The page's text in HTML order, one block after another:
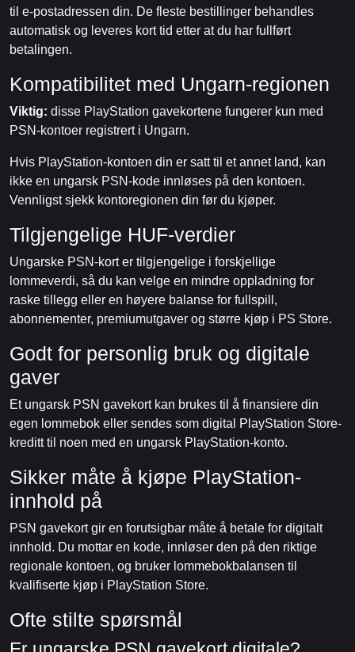
til e-postadressen din. De fleste bestillinger behandles
automatisk og leveres kort tid etter at du har fullført
betalingen.
Kompatibilitet med Ungarn-regionen
Viktig: disse PlayStation gavekortene fungerer kun med
PSN-kontoer registrert i Ungarn.
Hvis PlayStation-kontoen din er satt til et annet land, kan
ikke en ungarsk PSN-kode innløses på den kontoen.
Vennligst sjekk kontoregionen din før du kjøper.
Tilgjengelige HUF-verdier
Ungarske PSN-kort er tilgjengelige i forskjellige
lommeverdi, så du kan velge en mindre oppladning for
raske tillegg eller en høyere balanse for fullspill,
abonnementer, premiumutgaver og større kjøp i PS Store.
Godt for personlig bruk og digitale
gaver
Et ungarsk PSN gavekort kan brukes til å finansiere din
egen lommebok eller sendes som digital PlayStation Store-
kreditt til noen med en ungarsk PlayStation-konto.
Sikker måte å kjøpe PlayStation-
innhold på
PSN gavekort gir en forutsigbar måte å betale for digitalt
innhold. Du mottar en kode, innløser den på den riktige
regionale kontoen, og bruker lommebokbalansen til
kvalifiserte kjøp i PlayStation Store.
Ofte stilte spørsmål